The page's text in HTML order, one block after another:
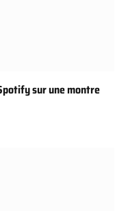
sur une montre